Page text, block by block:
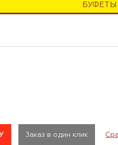
БУФЕТЫ
Заказ в один клик